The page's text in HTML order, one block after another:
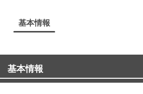
基本情報
基本情報